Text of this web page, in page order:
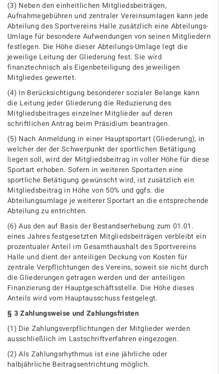
(3) Neben den einheitlichen Mitgliedsbeiträgen,
Aufnahmegebühren und zentraler Vereinsumlagen kann jede
Abteilung des Sportvereins Halle zusätzlich eine Abteilungs-
Umlage für besondere Aufwendungen von seinen Mitgliedern
festlegen. Die Höhe dieser Abteilungs-Umlage legt die
jeweilige Leitung der Gliederung fest. Sie wird
finanztechnisch als Eigenbeteiligung des jeweiligen
Mitgliedes gewertet.
(4) In Berücksichtigung besonderer sozialer Belange kann
die Leitung jeder Gliederung die Reduzierung des
Mitgliedsbeitrages einzelner Mitglieder auf deren
schriftlichen Antrag beim Präsidium beantragen.
(5) Nach Anmeldung in einer Hauptsportart (Gliederung), in
welcher der der Schwerpunkt der sportlichen Betätigung
liegen soll, wird der Mitgliedsbeitrag in voller Höhe für diese
Sportart erhoben. Sofern in weiteren Sportarten eine
sportliche Betätigung gewünscht wird, ist zusätzlich ein
Mitgliedsbeitrag in Höhe von 50% und ggfs. die
Abteilungsumlage je weiterer Sportart an die entsprechende
Abteilung zu entrichten.
(6) Aus den auf Basis der Bestandserhebung zum 01.01.
eines Jahres festgesetzten Mitgliedsbeiträgen verbleibt ein
prozentualer Anteil im Gesamthaushalt des Sportvereins
Halle und dient der anteiligen Deckung von Kosten für
zentrale Verpflichtungen des Vereins, soweit sie nicht durch
die Gliederungen getragen werden und der anteiligen
Finanzierung der Hauptgeschäftsstelle. Die Höhe dieses
Anteils wird vom Hauptausschuss festgelegt.
§ 3 Zahlungsweise und Zahlungsfristen
(1) Die Zahlungsverpflichtungen der Mitglieder werden
ausschließlich im Lastschriftverfahren eingezogen.
(2) Als Zahlungsrhythmus ist eine jährliche oder
halbjährliche Beitragsentrichtung möglich.